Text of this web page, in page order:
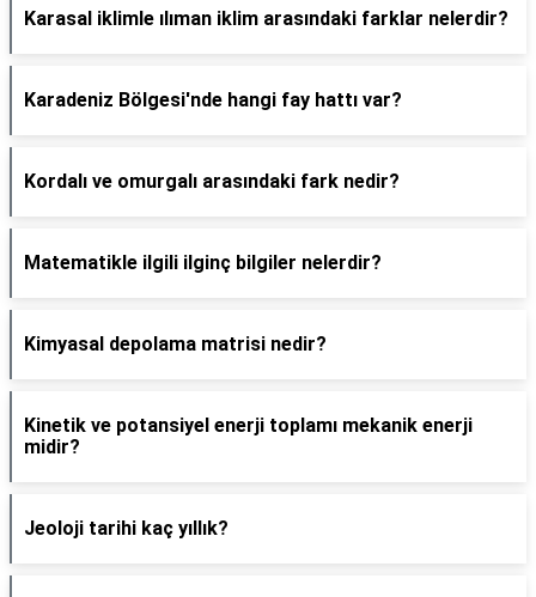
Karasal iklimle ılıman iklim arasındaki farklar nelerdir?
Karadeniz Bölgesi'nde hangi fay hattı var?
Kordalı ve omurgalı arasındaki fark nedir?
Matematikle ilgili ilginç bilgiler nelerdir?
Kimyasal depolama matrisi nedir?
Kinetik ve potansiyel enerji toplamı mekanik enerji
midir?
Jeoloji tarihi kaç yıllık?